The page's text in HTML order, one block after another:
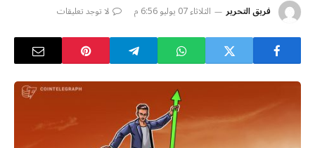
فريق التحرير الثلاثاء 07 يوليو 6:56 م لا توجد تعليقات